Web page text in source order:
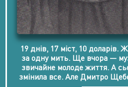
19 днів, 17 міст, 10 доларів.
за одну мить. Ще вчора —
звичайне молоде життя. А
змінила все. Але Дмитро